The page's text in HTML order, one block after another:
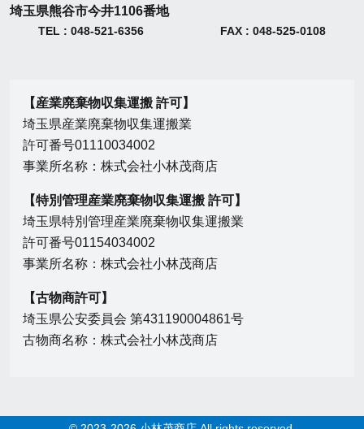
埼玉県熊谷市今井1106番地
TEL : 048-521-6356 FAX : 048-525-0108
【産業廃棄物収集運搬 許可】
埼玉県産業廃棄物収集運搬業
許可番号01110034002
事業所名称：株式会社小林茂商店
【特別管理産業廃棄物収集運搬 許可】
埼玉県特別管理産業廃棄物収集運搬業
許可番号01154034002
事業所名称：株式会社小林茂商店
【古物商許可】
埼玉県公安委員会 第431190004861号
古物商名称：株式会社小林茂商店